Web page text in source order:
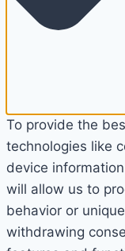
To provide the
technologies like
device
will allow us to
behavior or
withdrawing